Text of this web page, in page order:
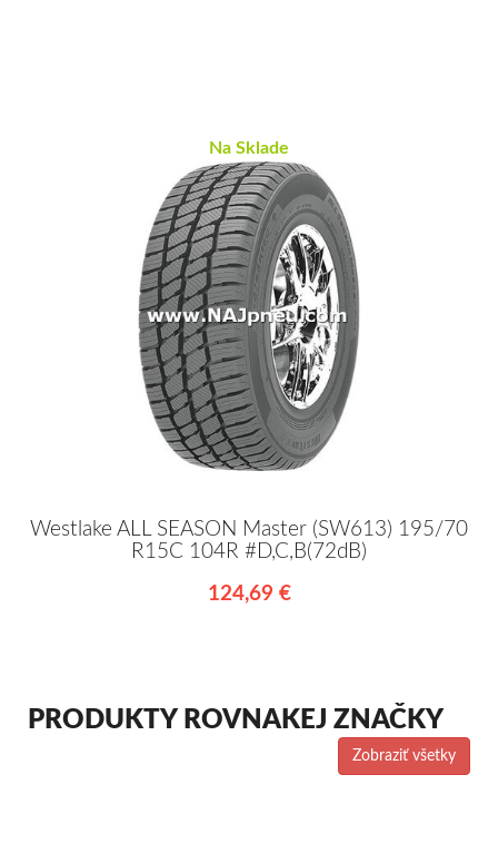
Na Sklade
Westlake ALL SEASON Master (SW613) 195/70
R15C 104R #D,C,B(72dB)
124,69 €
PRODUKTY ROVNAKEJ ZNAČKY
Zobraziť všetky